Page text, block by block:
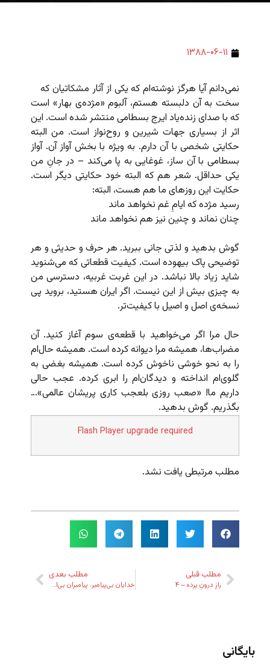
۱۳۸۸-۰۶-۱۱
نمی‌دانم آیا هرگز نوشته‌ام که یکی از آثار مشکاتیان که
سخت به آن دلبسته هستم، آلبوم «مژده‌ی بهار» است
که با صدای زنده‌یاد ایرج بسطامی منتشر شده است. این
اثر از بسیاری جهات شیرین و روح‌نواز است. من البته
حکایتی شخصی با آن دارم. به ویژه با بخش آواز آن. آواز
بسطامی با آن ساز، غوغایی به پا می‌کند – در جانِ من
یکی حداقل. شعر هم که البته خود حکایتی دیگر است.
حکایت این روزهای ما هم هست، البته:
رسید مژده که ایامِ غم نخواهد ماند
چنان نماند و چنین نیز هم نخواهد ماند
گوش بدهید و لذتی جانی ببرید. هر حرف و حدیثی و هر
توضیحی پاک بیهوده است. کیفیت قطعاتی که می‌شنوید
شاید زیاد بالا نباشد. در این غربت غربیه، دسترسی من
به چیزی بیش از این نیست. اگر ایران هستید، بروید پی
نسخه‌ی اصل و اصیل با کیفیت‌تر.
حال مرا اگر می‌خواهید با قطعه‌ی سوم آغاز کنید. آن
مضراب‌ها، همیشه مرا دیوانه کرده است. همیشه حال‌ام
را به نحو خوشی ناخوش کرده است. همیشه بغضی به
گلوی‌ام انداخته و دیدگان‌ام را ابری کرده. عجب حالی
داریم ما! «صعب روزی بلعجب کاری پریشان عالمی»…
بگذریم. گوش بدهید.
Flash Player upgrade required
مطلب مرتبطی یافت نشد.
مطلب قبلی
رازِ درونِ پرده – ۴
مطلب بعدی
خدایان بی‌پیامبر، پیامبران بی‌امت
بایگانی